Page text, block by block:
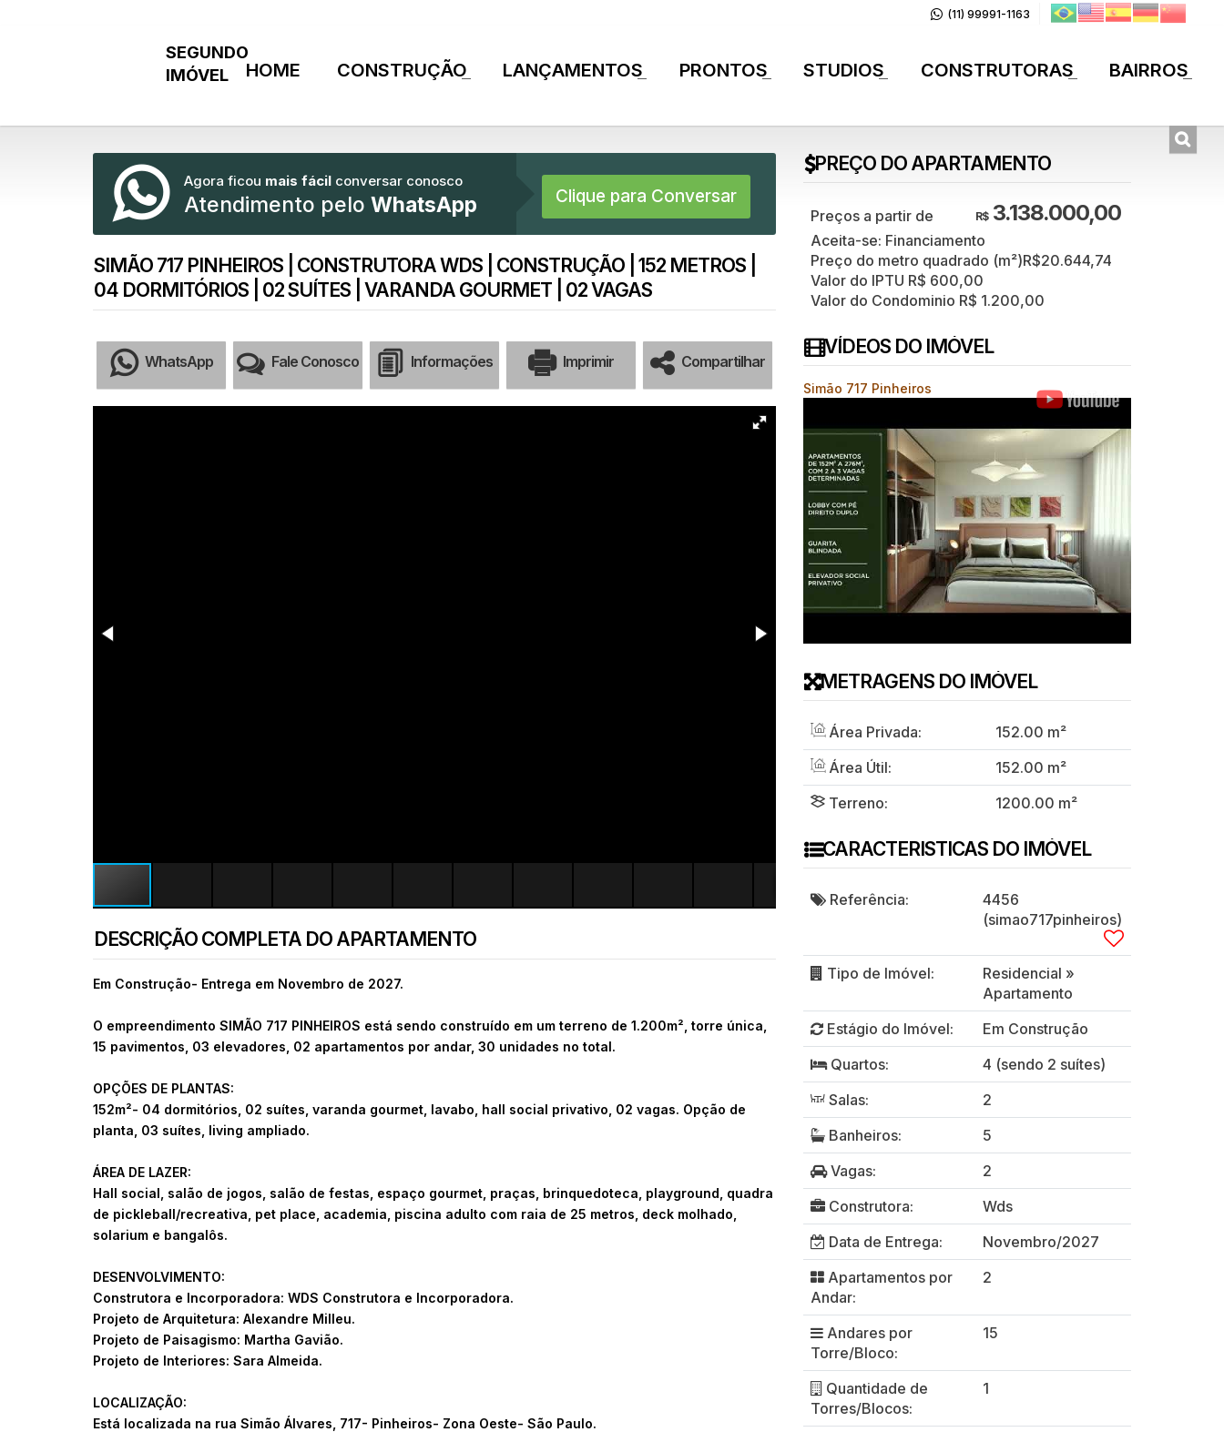
(11) 99991-1163
BAIRROS
CONSTRUTORAS
STUDIOS
PRONTOS
LANÇAMENTOS
CONSTRUÇÃO
HOME
Agora ficou mais fácil conversar conosco
Atendimento pelo WhatsApp Clique para Conversar
SIMÃO 717 PINHEIROS | CONSTRUTORA WDS | CONSTRUÇÃO | 152 METROS |
04 DORMITÓRIOS | 02 SUÍTES | VARANDA GOURMET | 02 VAGAS
WhatsApp Fale Conosco Informações Imprimir Compartilhar
DESCRIÇÃO COMPLETA DO APARTAMENTO
Em Construção- Entrega em Novembro de 2027.
O empreendimento SIMÃO 717 PINHEIROS está sendo construído em um terreno de 1.200m², torre única,
15 pavimentos, 03 elevadores, 02 apartamentos por andar, 30 unidades no total.
OPÇÕES DE PLANTAS:
152m²- 04 dormitórios, 02 suítes, varanda gourmet, lavabo, hall social privativo, 02 vagas. Opção de
planta, 03 suítes, living ampliado.
ÁREA DE LAZER:
Hall social, salão de jogos, salão de festas, espaço gourmet, praças, brinquedoteca, playground, quadra
de pickleball/recreativa, pet place, academia, piscina adulto com raia de 25 metros, deck molhado,
solarium e bangalôs.
DESENVOLVIMENTO:
Construtora e Incorporadora: WDS Construtora e Incorporadora.
Projeto de Arquitetura: Alexandre Milleu.
Projeto de Paisagismo: Martha Gavião.
Projeto de Interiores: Sara Almeida.
LOCALIZAÇÃO:
Está localizada na rua Simão Álvares, 717- Pinheiros- Zona Oeste- São Paulo.
PREÇO DO APARTAMENTO
R$3.138.000,00
Aceita-se: Financiamento
Preço do metro quadrado (m²)R$20.644,74
Valor do IPTU R$ 600,00
Valor do Condominio R$ 1.200,00
VÍDEOS DO IMÓVEL
Simão 717 Pinheiros
METRAGENS DO IMÓVEL
Área Privada: 152.00 m²
Área Útil:
152.00 m²
Terreno:
1200.00 m²
CARACTERISTICAS DO IMÓVEL
Referência:
4456
(simao717pinheiros)
Tipo de Imóvel: Residencial »
Apartamento
Estágio do Imóvel:
Em Construção
Quartos:
4 (sendo 2 suítes)
Salas:
2
Banheiros:
5
Vagas:
2
Construtora:
Wds
Data de Entrega:
Novembro/2027
Apartamentos por
Andar:
2
Andares por
Torre/Bloco:
15
Quantidade de
Torres/Blocos:
1